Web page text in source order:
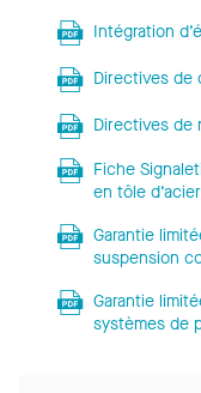
Intégration
Directives de
Directives de
Fiche
en tôle
Garantie
suspension
Garantie
systèmes de